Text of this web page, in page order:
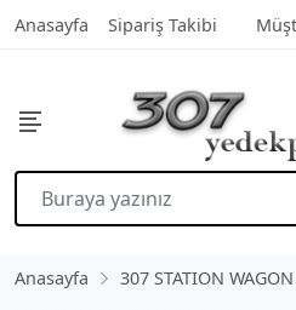
Anasayfa Sipariş Takibi
Anasayfa
307 STATION